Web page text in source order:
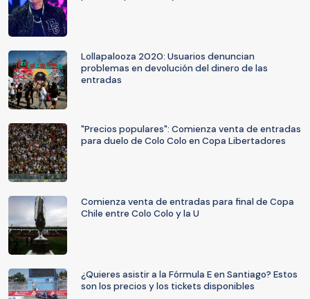
Lollapalooza 2020: Usuarios denuncian
problemas en devolución del dinero de las
entradas
"Precios populares": Comienza venta de entradas
para duelo de Colo Colo en Copa Libertadores
Comienza venta de entradas para final de Copa
Chile entre Colo Colo y la U
¿Quieres asistir a la Fórmula E en Santiago? Estos
son los precios y los tickets disponibles